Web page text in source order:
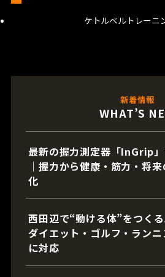
ケトルベルトレーニ
新着情報
WHAT’S
最新の握力測定器「InGrip
｜握力から健康・筋力・将
化
西田辺で“動ける体”をつく
ダイエット・ゴルフ・ラン
に対応